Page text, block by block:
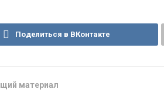
Поделиться в ВКонтакте
материал